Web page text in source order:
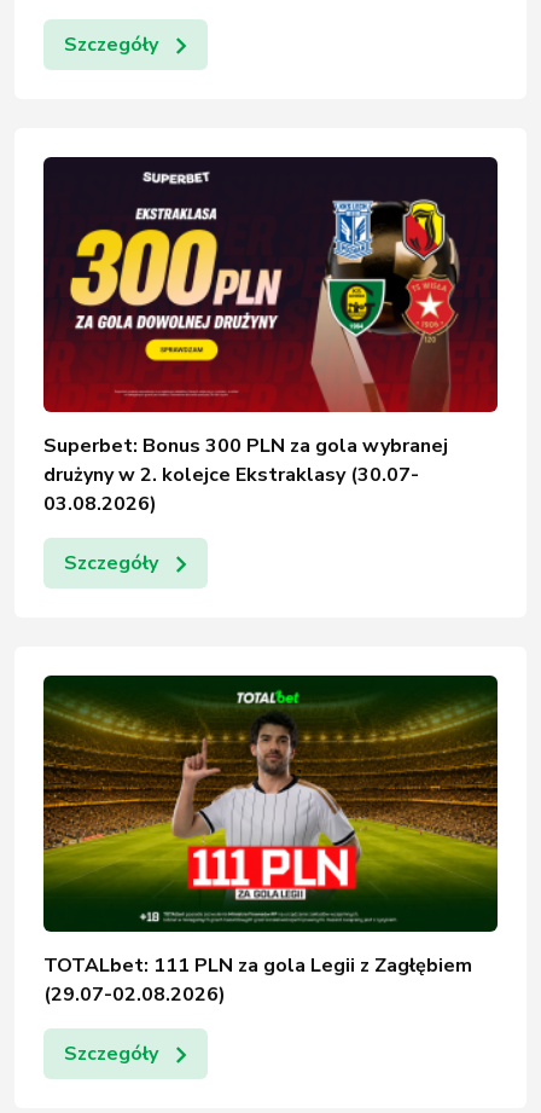
Szczegóły
Superbet: Bonus 300 PLN za gola wybranej
drużyny w 2. kolejce Ekstraklasy (30.07-
03.08.2026)
Szczegóły
TOTALbet: 111 PLN za gola Legii z Zagłębiem
(29.07-02.08.2026)
Szczegóły